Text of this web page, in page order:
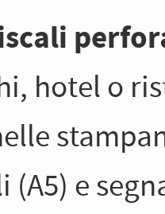
hotel o
(A5) e